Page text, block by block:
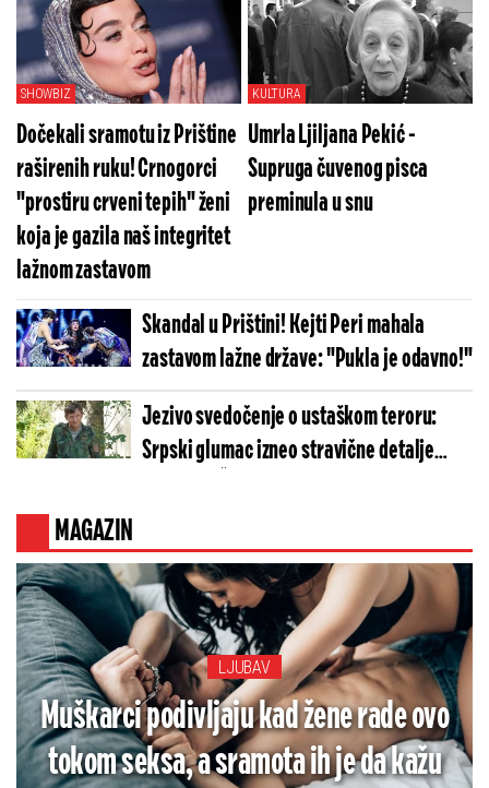
SHOWBIZ
Dočekali sramotu iz Prištine
raširenih ruku! Crnogorci
"prostiru crveni tepih" ženi
koja je gazila naš integritet
lažnom zastavom
KULTURA
Umrla Ljiljana Pekić -
Supruga čuvenog pisca
preminula u snu
Skandal u Prištini! Kejti Peri mahala
zastavom lažne države: "Pukla je odavno!"
Jezivo svedočenje o ustaškom teroru:
Srpski glumac izneo stravične detalje
MAGAZIN
LJUBAV
Muškarci podivljaju kad žene rade ovo
tokom seksa, a sramota ih je da kažu